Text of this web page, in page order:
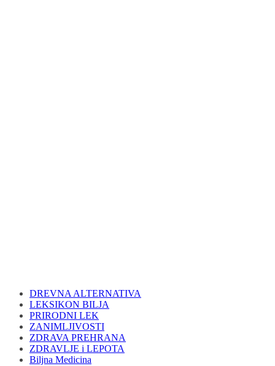
DREVNA ALTERNATIVA
LEKSIKON BILJA
PRIRODNI LEK
ZANIMLJIVOSTI
ZDRAVA PREHRANA
ZDRAVLJE i LEPOTA
Biljna Medicina